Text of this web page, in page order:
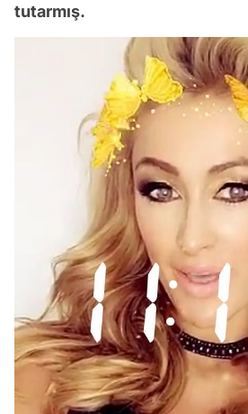
tutarmış.